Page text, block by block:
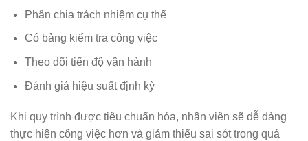
Phân chia trách nhiệm cụ thể
Có bảng kiểm tra công việc
Theo dõi tiến độ vận hành
Đánh giá hiệu suất định kỳ
Khi quy trình được tiêu chuẩn hóa, nhân viên sẽ dễ dàng
thực hiện công việc hơn và giảm thiểu sai sót trong quá